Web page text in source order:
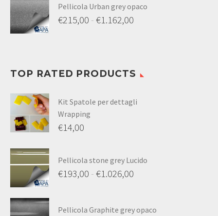
Pellicola Urban grey opaco
€215,00 - €1.162,00
TOP RATED PRODUCTS
Kit Spatole per dettagli
Wrapping
€14,00
Pellicola stone grey Lucido
€193,00 - €1.026,00
Pellicola Graphite grey opaco